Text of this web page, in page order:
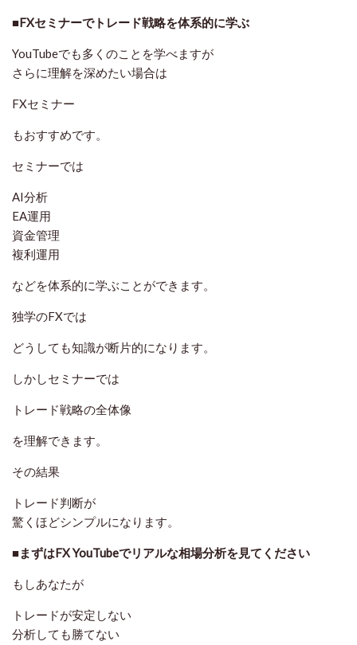
■FXセミナーでトレード戦略を体系的に学ぶ
YouTubeでも多くのことを学べますが
さらに理解を深めたい場合は
FXセミナー
もおすすめです。
セミナーでは
AI分析
EA運用
資金管理
複利運用
などを体系的に学ぶことができます。
独学のFXでは
どうしても知識が断片的になります。
しかしセミナーでは
トレード戦略の全体像
を理解できます。
その結果
トレード判断が
驚くほどシンプルになります。
■まずはFX YouTubeでリアルな相場分析を見てください
もしあなたが
トレードが安定しない
分析しても勝てない